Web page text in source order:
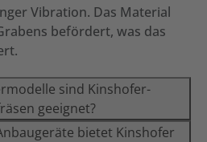
Vibration. Das Material
befördert, was das
sind Kinshofer-
geeignet?
bietet Kinshofer